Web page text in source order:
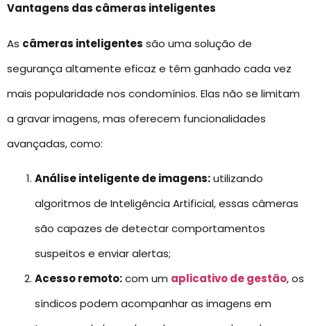
Vantagens das câmeras inteligentes
As câmeras inteligentes são uma solução de
segurança altamente eficaz e têm ganhado cada vez
mais popularidade nos condomínios. Elas não se limitam
a gravar imagens, mas oferecem funcionalidades
avançadas, como:
Análise inteligente de imagens:utilizando
algoritmos de Inteligência Artificial, essas câmeras
são capazes de detectar comportamentos
suspeitos e enviar alertas;
Acesso remoto:com um aplicativo de gestão, os
síndicos podem acompanhar as imagens em